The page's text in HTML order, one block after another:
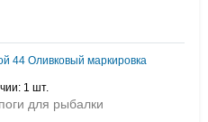
44 Оливковый маркировка
1 шт.
для рыбалки